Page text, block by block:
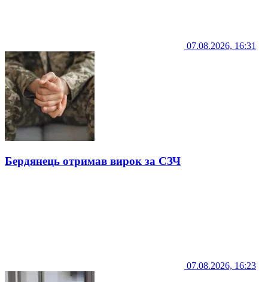
07.08.2026, 16:31
Бердянець отримав вирок за СЗЧ
07.08.2026, 16:23